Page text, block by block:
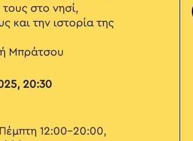
στο νησί,
και την ιστορία της
Μπράτσου
20:30
12:00-20:00,